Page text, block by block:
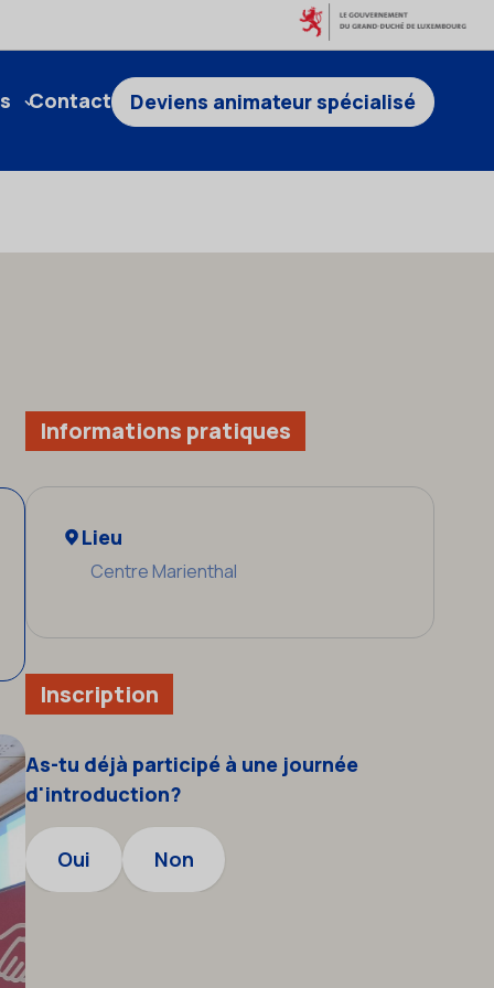
Contact Deviens animateur spécialisé
Informations pratiques
Lieu
Centre Marienthal
Inscription
As-tu déjà participé à une journée
d'introduction?
Oui Non